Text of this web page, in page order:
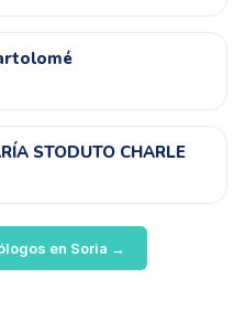
STODUTO CHARLE
en Soria →